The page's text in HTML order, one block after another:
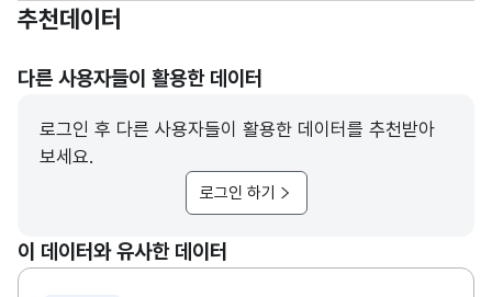
추천데이터
다른 사용자들이 활용한 데이터
로그인 후 다른 사용자들이 활용한 데이터를 추천받아
보세요.
로그인 하기
이 데이터와 유사한 데이터